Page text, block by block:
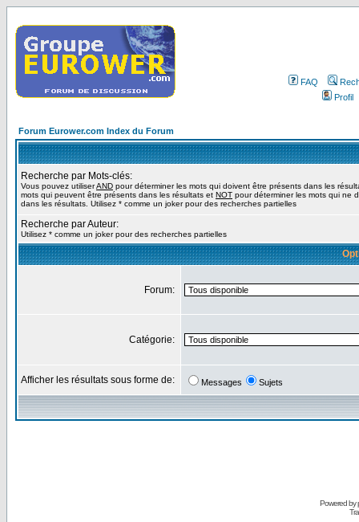
FAQ
Profil
Forum Eurower.com Index du Forum
Recherche par Mots-clés:
Vous pouvez utiliserAND pour déterminer les mots qui doivent être présents dans les
mots qui peuvent être présents dans les résultats et NOT pour déterminer les mots qui ne
dans les résultats. Utilisez * comme un joker pour des recherches partielles
Recherche par Auteur:
Utilisez * comme un joker pour des recherches partielles
Forum:
Catégorie:
Afficher les résultats sous forme de: Messages Sujets
Powered by